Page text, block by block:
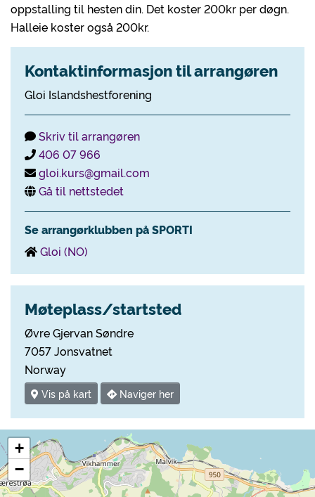
oppstalling til hesten din. Det koster 200kr per døgn.
Halleie koster også 200kr.
Kontaktinformasjon til arrangøren
Gloi Islandshestforening
Skriv til arrangøren
406 07 966
gloi.kurs@gmail.com
Gå til nettstedet
Se arrangørklubben på SPORTI
Gloi (NO)
Møteplass/startsted
Øvre Gjervan Søndre
7057 Jonsvatnet
Norway
Vis på kart Naviger her
+
−